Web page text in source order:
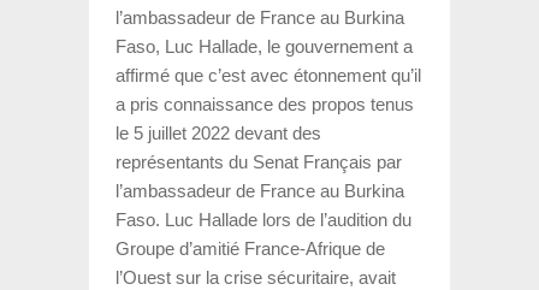
l’ambassadeur de France au Burkina
Faso, Luc Hallade, le gouvernement a
affirmé que c’est avec étonnement qu’il
a pris connaissance des propos tenus
le 5 juillet 2022 devant des
représentants du Senat Français par
l’ambassadeur de France au Burkina
Faso. Luc Hallade lors de l’audition du
Groupe d’amitié France-Afrique de
l’Ouest sur la crise sécuritaire, avait